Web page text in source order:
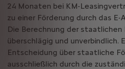
24 Monaten bei KM-
zu einer Förderung durch das
Die Berechnung der staatlichen
überschlägig und unverbindlich.
Entscheidung über staatliche
ausschließlich durch die